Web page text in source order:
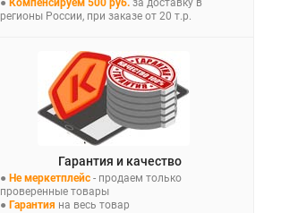
● Компенсируем 500 руб. за доставку в
регионы России, при заказе от 20 т.р.
Гарантия и качество
● Не меркетплейс - продаем только
проверенные товары
● Гарантия на весь товар